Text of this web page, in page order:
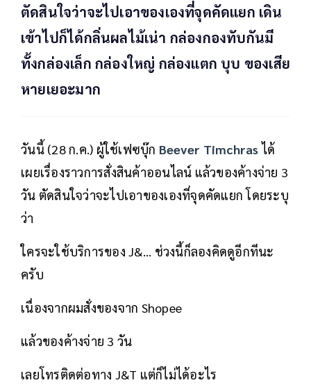
ตัดสินใจว่าจะไปเอาของเองที่จุดคัดแยก เดิน
เข้าไปก็ได้กลิ่นผลไม้เน่า กล่องกองทับกันมี
ทั้งกล่องเล็ก กล่องใหญ่ กล่องแตก บุบ ของเสีย
หายเยอะมาก
วันนี้ (28 ก.ค.) ผู้ใช้เฟซบุ๊ก Beever Timchras ได้
เผยเรื่องราวการสั่งสินค้าออนไลน์ แล้วของค้างจ่าย 3
วัน ตัดสินใจว่าจะไปเอาของเองที่จุดคัดแยก โดยระบุ
ว่า
ใครจะใช้บริการของ J&... ช่วงนี้ก็ลองคิดดูอีกทีนะ
ครับ
เนื่องจากผมสั่งของจาก Shopee
แล้วของค้างจ่าย 3 วัน
เลยโทรติดต่อทาง J&T แต่ก็ไม่ได้อะไร